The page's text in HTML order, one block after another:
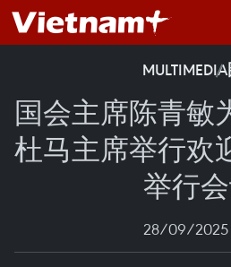
MULTIMEDIA
国会主席陈青敏
杜马主席举行欢
举行
28/09/2025